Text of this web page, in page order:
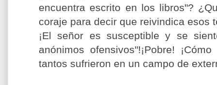
encuentra escrito en los libros"?
coraje para decir que reivindica esos
¡El señor es susceptible y se
anónimos ofensivos"!¡Pobre!
tantos sufrieron en un campo de